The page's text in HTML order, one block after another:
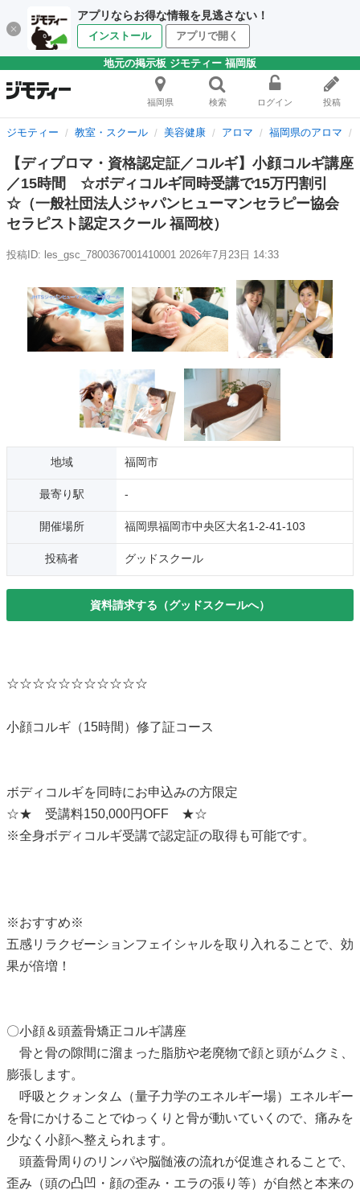
アプリならお得な情報を見逃さない！
インストール アプリで開く
地元の掲示板 ジモティー 福岡版
福岡県 検索 ログイン 投稿
ジモティー 教室・スクール 美容健康 アロマ 福岡県のアロマ
【ディプロマ・資格認定証／コルギ】小顔コルギ講座
／15時間 ☆ボディコルギ同時受講で15万円割引
☆（一般社団法人ジャパンヒューマンセラピー協会
セラピスト認定スクール 福岡校）
投稿ID: les_gsc_7800367001410001 2026年7月23日 14:33
地域 福岡市
最寄り駅 -
開催場所 福岡県福岡市中央区大名1-2-41-103
投稿者 グッドスクール
資料請求する（グッドスクールへ）
☆☆☆☆☆☆☆☆☆☆☆
小顔コルギ（15時間）修了証コース
ボディコルギを同時にお申込みの方限定
☆★ 受講料150,000円OFF ★☆
※全身ボディコルギ受講で認定証の取得も可能です。
※おすすめ※
五感リラクゼーションフェイシャルを取り入れることで、効
果が倍増！
〇小顔＆頭蓋骨矯正コルギ講座
骨と骨の隙間に溜まった脂肪や老廃物で顔と頭がムクミ、
膨張します。
呼吸とクォンタム（量子力学のエネルギー場）エネルギー
を骨にかけることでゆっくりと骨が動いていくので、痛みを
少なく小顔へ整えられます。
頭蓋骨周りのリンパや脳髄液の流れが促進されることで、
歪み（頭の凸凹・顔の歪み・エラの張り等）が自然と本来の